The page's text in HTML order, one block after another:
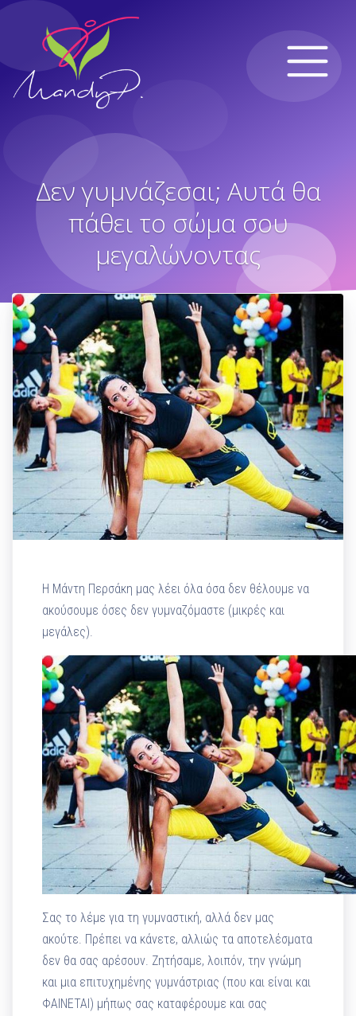
Δεν γυμνάζεσαι; Αυτά θα
πάθει το σώμα σου
μεγαλώνοντας
Η Μάντη Περσάκη μας λέει όλα όσα δεν θέλουμε να
ακούσουμε όσες δεν γυμναζόμαστε (μικρές και
μεγάλες).
Σας το λέμε για τη γυμναστική, αλλά δεν μας
ακούτε. Πρέπει να κάνετε, αλλιώς τα αποτελέσματα
δεν θα σας αρέσουν. Ζητήσαμε, λοιπόν, την γνώμη
και μια επιτυχημένης γυμνάστριας (που και είναι και
ΦΑΙΝΕΤΑΙ) μήπως σας καταφέρουμε και σας